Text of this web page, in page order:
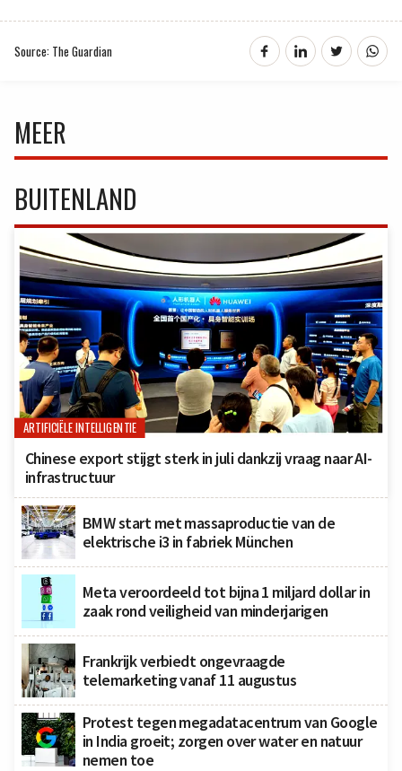
Source: The Guardian
MEER
BUITENLAND
ARTIFICIËLE INTELLIGENTIE
Chinese export stijgt sterk in juli dankzij vraag naar AI-
infrastructuur
BMW start met massaproductie van de
elektrische i3 in fabriek München
Meta veroordeeld tot bijna 1 miljard dollar in
zaak rond veiligheid van minderjarigen
Frankrijk verbiedt ongevraagde
telemarketing vanaf 11 augustus
Protest tegen megadatacentrum van Google
in India groeit; zorgen over water en natuur
nemen toe